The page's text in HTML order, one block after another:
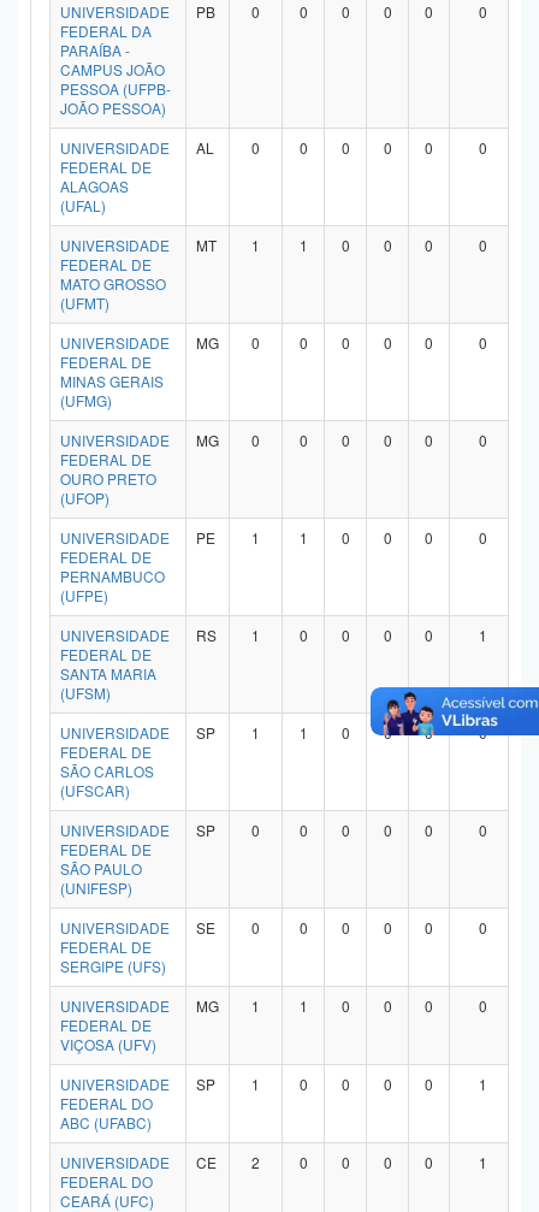
UNIVERSIDADE
FEDERAL DA
PARAÍBA -
CAMPUS JOÃO
PESSOA (UFPB-
JOÃO PESSOA)
PB 0 0 0 0 0 0
UNIVERSIDADE
FEDERAL DE
ALAGOAS
(UFAL)
AL 0 0 0 0 0 0
UNIVERSIDADE
FEDERAL DE
MATO GROSSO
(UFMT)
MT 1 1 0 0 0 0
UNIVERSIDADE
FEDERAL DE
MINAS GERAIS
(UFMG)
MG 0 0 0 0 0 0
UNIVERSIDADE
FEDERAL DE
OURO PRETO
(UFOP)
MG 0 0 0 0 0 0
UNIVERSIDADE
FEDERAL DE
PERNAMBUCO
(UFPE)
PE 1 1 0 0 0 0
UNIVERSIDADE
FEDERAL DE
SANTA MARIA
(UFSM)
RS 1 0 0 0 0 1
UNIVERSIDADE
FEDERAL DE
SÃO CARLOS
(UFSCAR)
SP 1 1 0 0 0 0
UNIVERSIDADE
FEDERAL DE
SÃO PAULO
(UNIFESP)
SP 0 0 0 0 0 0
UNIVERSIDADE
FEDERAL DE
SERGIPE (UFS)
SE 0 0 0 0 0 0
UNIVERSIDADE
FEDERAL DE
VIÇOSA (UFV)
MG 1 1 0 0 0 0
UNIVERSIDADE
FEDERAL DO
ABC (UFABC)
SP 1 0 0 0 0 1
UNIVERSIDADE
FEDERAL DO
CEARÁ (UFC)
CE 2 0 0 0 0 1